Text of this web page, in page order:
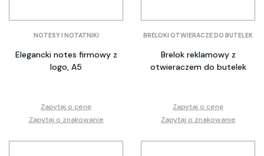
NOTESY I NOTATNIKI
Elegancki notes firmowy z
logo, A5
Zapytaj o cenę
Zapytaj o znakowanie
BRELOKI OTWIERACZE DO BUTELEK
Brelok reklamowy z
otwieraczem do butelek
Zapytaj o cenę
Zapytaj o znakowanie